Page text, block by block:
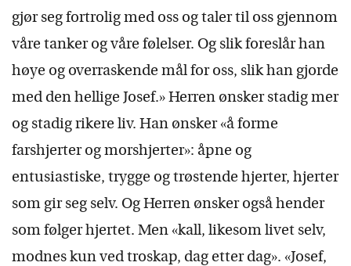
gjør seg fortrolig med oss og taler til oss gjennom
våre tanker og våre følelser. Og slik foreslår han
høye og overraskende mål for oss, slik han gjorde
med den hellige Josef.» Herren ønsker stadig mer
og stadig rikere liv. Han ønsker «å forme
farshjerter og morshjerter»: åpne og
entusiastiske, trygge og trøstende hjerter, hjerter
som gir seg selv. Og Herren ønsker også hender
som følger hjertet. Men «kall, likesom livet selv,
modnes kun ved troskap, dag etter dag». «Josef,